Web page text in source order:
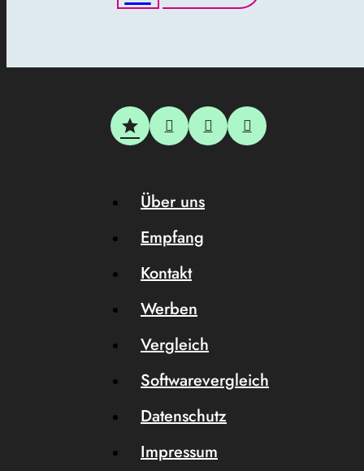
Über uns
Empfang
Kontakt
Werben
Vergleich
Softwarevergleich
Datenschutz
Impressum